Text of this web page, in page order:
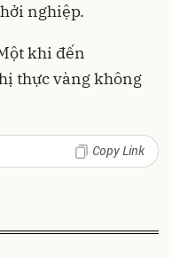
nghiệp.
khi đến
thực vàng không
Copy Link